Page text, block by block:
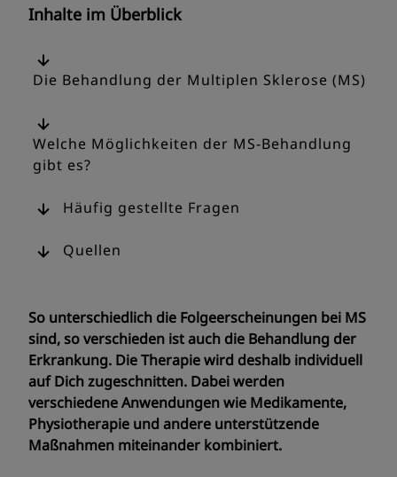
Inhalte im Überblick
Die Behandlung der Multiplen Sklerose (MS)
Welche Möglichkeiten der MS-Behandlung
gibt es?
Häufig gestellte Fragen
Quellen
So unterschiedlich die Folgeerscheinungen bei MS
sind, so verschieden ist auch die Behandlung der
Erkrankung. Die Therapie wird deshalb individuell
auf Dich zugeschnitten. Dabei werden
verschiedene Anwendungen wie Medikamente,
Physiotherapie und andere unterstützende
Maßnahmen miteinander kombiniert.